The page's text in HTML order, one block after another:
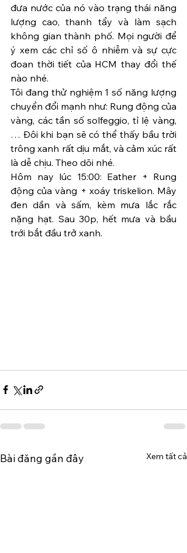
đưa nước của nó vào trạng thái năng
lượng cao, thanh tẩy và làm sạch
không gian thành phố. Mọi người để
ý xem các chỉ số ô nhiễm và sự cực
đoan thời tiết của HCM thay đổi thế
nào nhé.
Tôi đang thử nghiệm 1 số năng lượng
chuyển đổi mạnh như: Rung động của
vàng, các tần số solfeggio, tỉ lệ vàng,
… Đôi khi bạn sẽ có thể thấy bầu trời
trông xanh rất dịu mắt, và cảm xúc rất
là dễ chịu. Theo dõi nhé.
Hôm nay lúc 15:00: Eather + Rung
động của vàng + xoáy triskelion. Mây
đen dần và sấm, kèm mưa lắc rắc
nặng hạt. Sau 30p, hết mưa và bầu
trới bắt đầu trở xanh.
Bài đăng gần đây Xem tất cả